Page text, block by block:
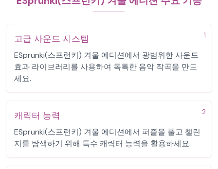
1
고급 사운드 시스템
ESprunki(스프런키) 겨울 에디션에서 광범위한 사운드
효과 라이브러리를 사용하여 독특한 음악 작곡을 만드
세요.
2
캐릭터 능력
ESprunki(스프런키) 겨울 에디션에서 퍼즐을 풀고 챌린
지를 탐색하기 위해 특수 캐릭터 능력을 활용하세요.